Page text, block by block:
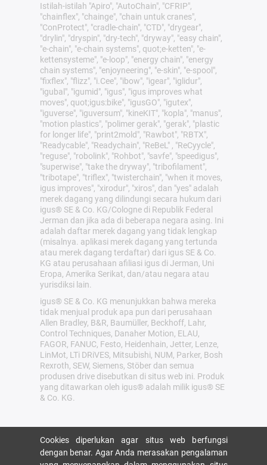
Istilah-istilah "Apiro", "AutoChain", "CFRIP",
"chainflex", "chainge", "chain untuk cranes",
"ConProtect", "cradle-chain", "CTD", "drygear",
"drylin", "dryspin", "dry-tech", "dryway", "easy chain",
"e-chain", "e-chain systems", quot;e-ketten", "e-
kettensysteme", "e-loop", "energy chain", "energy
chain systems", "enjoyneering", "e-skin", "e-spool",
"fixflex", "flizz", "i.Cee", "ibow", "igear", "iglidur",
"igubal", "igumid", "igus", "igus improves what
moves", quot;igus:bike", "igusGO", "igutex",
"iguverse", "iguversum", "kineKIT", "kopla", "manus",
"motion plastics", "polimer gerak", "gerak", "plastic
for longer life", "print2mold", "Rawbot", "RBTX",
"Readycable", "Readychain", "ReBeL" , "ReCyycle",
"reguse", "robolink", "Rohbot", "savfe", "speedigus",
"superwise", "take the dryway", "tribofilament",
"tribotape", "triflex", "twisterchain", "when it moves,
igus improves", "xirodur", "xiros", dan "yes" adalah
merek dagang yang dilindungi secara hukum dari
igus® SE & Co. KG/Cologne di Republik Federal
Jerman dan jika ada di beberapa negara asing. Ini
adalah daftar merek dagang yang tidak lengkap
(misalnya. aplikasi merek dagang yang tertunda
atau merek dagang terdaftar) dari igus SE & Co.
KG atau perusahaan afiliasi igus di Jerman, Uni
Eropa, Amerika Serikat, dan/atau negara atau
yurisdiksi lain.
igus® SE & Co. KG menunjukkan bahwa mereka
tidak menjual produk apa pun dari perusahaan
Allen Bradley, B&R, Baumüller, Beckhoff, Lahr,
Control Techniques, Danaher Motion, ELAU,
FAGOR, FANUC, Festo, Heidenhain, Jetter, Lenze,
LinMot, LTi DRiVES, Mitsubishi, NUM, Parker, Bosh
Rexroth, SEW, Siemens, Stöber dan semua
produsen drive disebutkan di situs web ini. Produk
yang ditawarkan oleh igus® adalah milik igus® SE
& Co. KG.
Cookies diperlukan agar situs web berfungsi
dengan benar. Agar Anda merasakan pengalaman